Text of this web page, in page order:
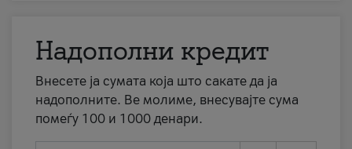
Надополни кредит
Внесете ја сумата која што сакате да ја
надополните. Ве молиме, внесувајте сума
помеѓу 100 и 1000 денари.